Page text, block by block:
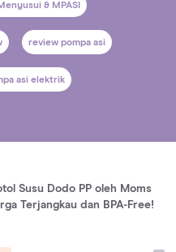
& MPASI
review pompa asi
asi elektrik
Susu Dodo PP oleh Moms
Terjangkau dan BPA-Free!